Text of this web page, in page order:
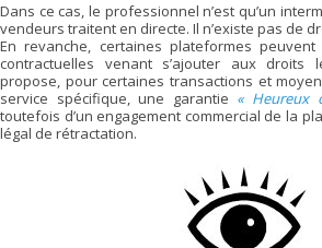
Dans ce cas, le professionnel n’est qu’un
vendeurs traitent en directe. Il n’existe pas de
En revanche, certaines plateformes
contractuelles venant s’ajouter aux droits
propose, pour certaines transactions et
service spécifique, une garantie « Heureux
toutefois d’un engagement commercial de la
légal de rétractation.